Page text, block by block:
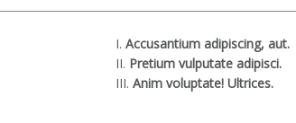
Accusantium adipiscing, aut.
Pretium vulputate adipisci.
Anim voluptate! Ultrices.